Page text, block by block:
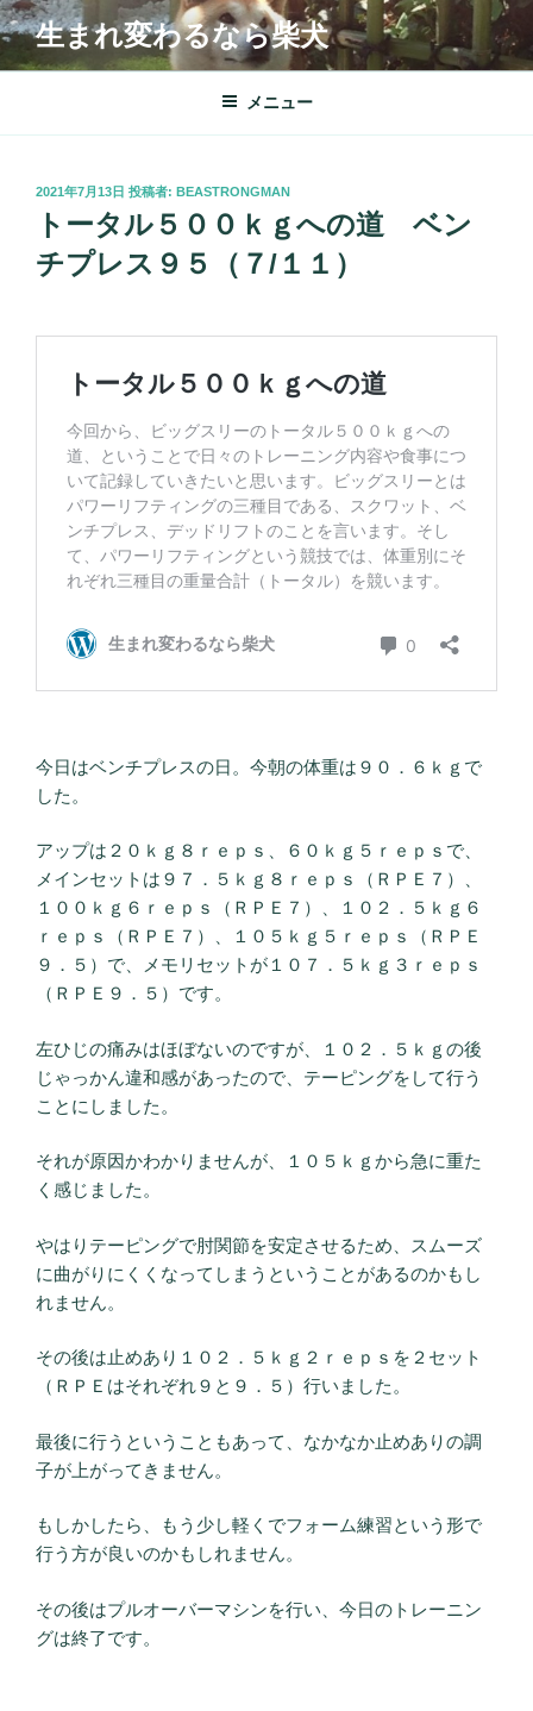
コ
ン
テ
生まれ変わるなら柴犬
メニュー
投
稿
2021年7月13日 投稿者: BEASTRONGMAN
トータル５００ｋｇへの道 ベン
チプレス９５（７/１１）
今日はベンチプレスの日。今朝の体重は９０．６ｋｇで
した。
アップは２０ｋｇ８ｒｅｐｓ、６０ｋｇ５ｒｅｐｓで、
メインセットは９７．５ｋｇ８ｒｅｐｓ（ＲＰＥ７）、
１００ｋｇ６ｒｅｐｓ（ＲＰＥ７）、１０２．５ｋｇ６
ｒｅｐｓ（ＲＰＥ７）、１０５ｋｇ５ｒｅｐｓ（ＲＰＥ
９．５）で、メモリセットが１０７．５ｋｇ３ｒｅｐｓ
（ＲＰＥ９．５）です。
左ひじの痛みはほぼないのですが、１０２．５ｋｇの後
じゃっかん違和感があったので、テーピングをして行う
ことにしました。
それが原因かわかりませんが、１０５ｋｇから急に重た
く感じました。
やはりテーピングで肘関節を安定させるため、スムーズ
に曲がりにくくなってしまうということがあるのかもし
れません。
その後は止めあり１０２．５ｋｇ２ｒｅｐｓを２セット
（ＲＰＥはそれぞれ９と９．５）行いました。
最後に行うということもあって、なかなか止めありの調
子が上がってきません。
もしかしたら、もう少し軽くでフォーム練習という形で
行う方が良いのかもしれません。
その後はプルオーバーマシンを行い、今日のトレーニン
グは終了です。